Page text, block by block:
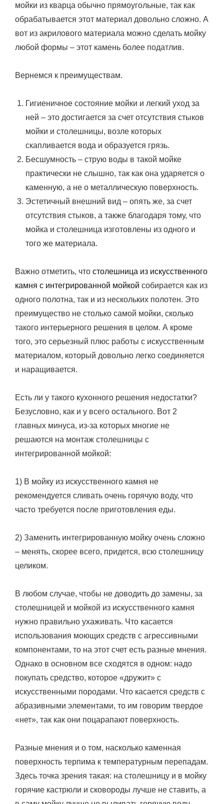
мойки из кварца обычно прямоугольные, так как
обрабатывается этот материал довольно сложно. А
вот из акрилового материала можно сделать мойку
любой формы – этот камень более податлив.
Вернемся к преимуществам.
Гигиеничное состояние мойки и легкий уход за
ней – это достигается за счет отсутствия стыков
мойки и столешницы, возле которых
скапливается вода и образуется грязь.
Бесшумность – струю воды в такой мойке
практически не слышно, так как она ударяется о
каменную, а не о металлическую поверхность.
Эстетичный внешний вид – опять же, за счет
отсутствия стыков, а также благодаря тому, что
мойка и столешница изготовлены из одного и
того же материала.
Важно отметить, что столешница из искусственного
камня с интегрированной мойкой собирается как из
одного полотна, так и из нескольких полотен. Это
преимущество не столько самой мойки, сколько
такого интерьерного решения в целом. А кроме
того, это серьезный плюс работы с искусственным
материалом, который довольно легко соединяется
и наращивается.
Есть ли у такого кухонного решения недостатки?
Безусловно, как и у всего остального. Вот 2
главных минуса, из-за которых многие не
решаются на монтаж столешницы с
интегрированной мойкой:
1) В мойку из искусственного камня не
рекомендуется сливать очень горячую воду, что
часто требуется после приготовления еды.
2) Заменить интегрированную мойку очень сложно
– менять, скорее всего, придется, всю столешницу
целиком.
В любом случае, чтобы не доводить до замены, за
столешницей и мойкой из искусственного камня
нужно правильно ухаживать. Что касается
использования моющих средств с агрессивными
компонентами, то на этот счет есть разные мнения.
Однако в основном все сходятся в одном: надо
покупать средство, которое «дружит» с
искусственными породами. Что касается средств с
абразивными элементами, то им говорим твердое
«нет», так как они поцарапают поверхность.
Разные мнения и о том, насколько каменная
поверхность терпима к температурным перепадам.
Здесь точка зрения такая: на столешницу и в мойку
горячие кастрюли и сковороды лучше не ставить, а